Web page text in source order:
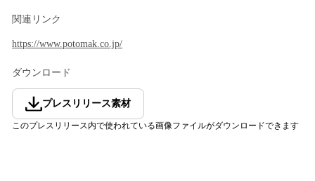
関連リンク
https://www.potomak.co.jp/
ダウンロード
プレスリリース素材
このプレスリリース内で使われている画像ファイルがダウンロードできます